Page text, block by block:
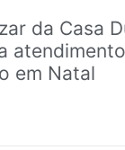
da Casa
em Natal